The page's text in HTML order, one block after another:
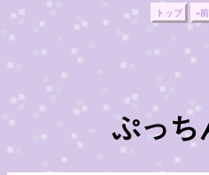
トップ «
ぷっち